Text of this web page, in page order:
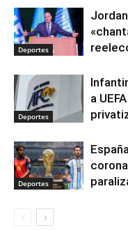
Deportes
Deportes
a
Deportes